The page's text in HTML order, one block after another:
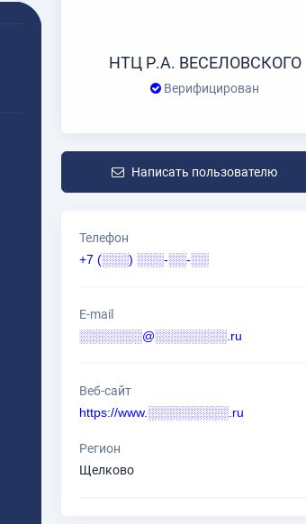
НТЦ Р.А. ВЕСЕЛОВСКОГО
Верифицирован
Написать пользователю
Телефон
+7 (░░░) ░░░-░░-░░
E-mail
░░░░░░░@░░░░░░░░.ru
Веб-сайт
https://www.░░░░░░░░░.ru
Регион
Щелково